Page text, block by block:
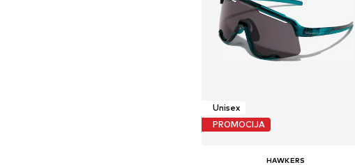
Unisex
PROMOCIJA
HAWKERS